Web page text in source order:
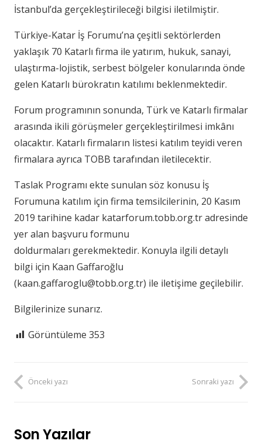
İstanbul’da gerçekleştirileceği bilgisi iletilmiştir.
Türkiye-Katar İş Forumu’na çeşitli sektörlerden
yaklaşık 70 Katarlı firma ile yatırım, hukuk, sanayi,
ulaştırma-lojistik, serbest bölgeler konularında önde
gelen Katarlı bürokratın katılımı beklenmektedir.
Forum programının sonunda, Türk ve Katarlı firmalar
arasında ikili görüşmeler gerçekleştirilmesi imkânı
olacaktır. Katarlı firmaların listesi katılım teyidi veren
firmalara ayrıca TOBB tarafından iletilecektir.
Taslak Programı ekte sunulan söz konusu İş
Forumuna katılım için firma temsilcilerinin, 20 Kasım
2019 tarihine kadar katarforum.tobb.org.tr adresinde
yer alan başvuru formunu
doldurmaları gerekmektedir. Konuyla ilgili detaylı
bilgi için Kaan Gaffaroğlu
(kaan.gaffaroglu@tobb.org.tr) ile iletişime geçilebilir.
Bilgilerinize sunarız.
Görüntüleme 353
Önceki yazı Sonraki yazı
Son Yazılar